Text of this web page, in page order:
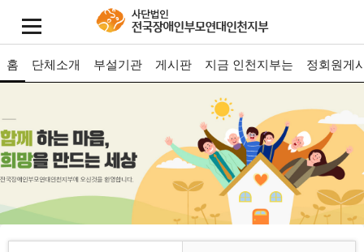
홈 단체소개 부설기관 게시판 지금 인천지부는 정회원게